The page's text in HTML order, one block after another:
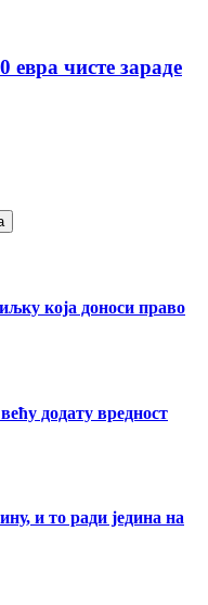
евра чисте зараде
која доноси право
додату вредност
и то ради једина на